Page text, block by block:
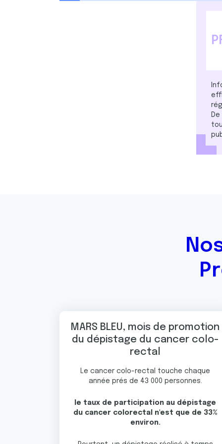
MARS BLEU, mois de promotion
du dépistage du cancer colo-
rectal
Le cancer colo-rectal touche chaque
année prés de 43 000 personnes.
le taux de participation au dépistage
du cancer colorectal n'est que de 33%
environ.